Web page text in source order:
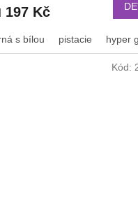
s černým proužkem
197 Kč
s bílou pistacie hyper
Kód: